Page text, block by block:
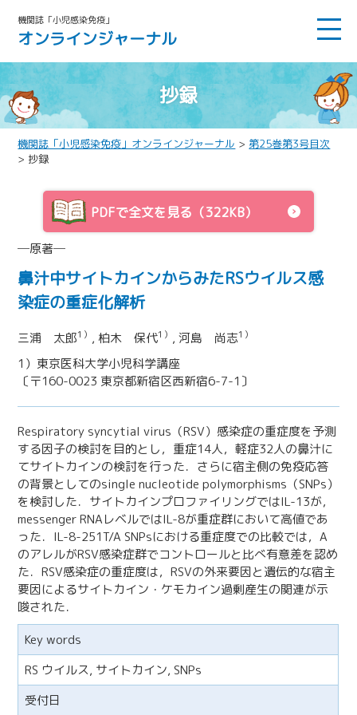
機関誌「小児感染免疫」
オンラインジャーナル
抄録
機関誌「小児感染免疫」オンラインジャーナル > 第25巻第3号目次
> 抄録
PDFで全文を見る（322KB）
─原著─
鼻汁中サイトカインからみたRSウイルス感
染症の重症化解析
三浦 太郎1） , 柏木 保代1） , 河島 尚志1）
1）東京医科大学小児科学講座
〔〒160-0023 東京都新宿区西新宿6-7-1〕
Respiratory syncytial virus（RSV）感染症の重症度を予測
する因子の検討を目的とし，重症14人，軽症32人の鼻汁に
てサイトカインの検討を行った．さらに宿主側の免疫応答
の背景としてのsingle nucleotide polymorphisms（SNPs）
を検討した．サイトカインプロファイリングではIL-13が，
messenger RNAレベルではIL-8が重症群において高値であ
った．IL-8-251T/A SNPsにおける重症度での比較では，A
のアレルがRSV感染症群でコントロールと比べ有意差を認め
た．RSV感染症の重症度は，RSVの外来要因と遺伝的な宿主
要因によるサイトカイン・ケモカイン過剰産生の関連が示
唆された．
Key words
RS ウイルス, サイトカイン, SNPs
受付日